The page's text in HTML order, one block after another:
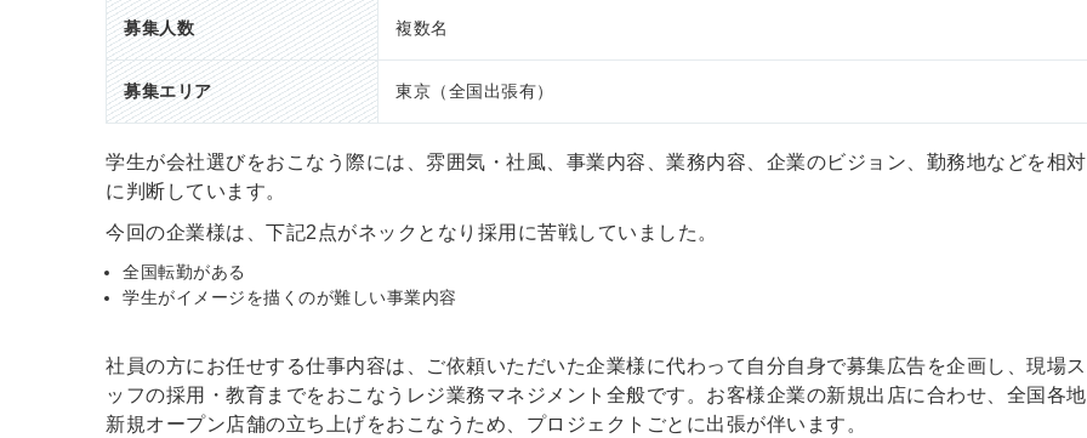
募集人数 複数名
募集エリア 東京（全国出張有）
学生が会社選びをおこなう際には、雰囲気・社風、事業内容、業務内容、企業のビジョン、勤務地などを相
に判断しています。
今回の企業様は、下記2点がネックとなり採用に苦戦していました。
全国転勤がある
学生がイメージを描くのが難しい事業内容
社員の方にお任せする仕事内容は、ご依頼いただいた企業様に代わって自分自身で募集広告を企画し、現場
ッフの採用・教育までをおこなうレジ業務マネジメント全般です。お客様企業の新規出店に合わせ、全国各
新規オープン店舗の立ち上げをおこなうため、プロジェクトごとに出張が伴います。
ログイン
全てのコンテンツをご利用す
るにはログインが必要です。
会員登録はこちら
利用規約と
個人情報
の取り扱いについて
頼れる
「採用パ
みんなの採用部
の特徴